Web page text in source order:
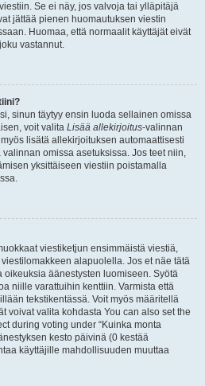
Se ei näy, jos valvoja tai ylläpitäjä
jättää pienen huomautuksen viestin
Huomaa, että normaalit käyttäjät eivät
vastannut.
sinun täytyy ensin luoda sellainen omissa
voit valita Lisää allekirjoitus-valinnan
lisätä allekirjoituksen automaattisesti
omissa asetuksissa. Jos teet niin,
yksittäiseen viestiin poistamalla
viestiketjun ensimmäistä viestiä,
alapuolella. Jos et näe tätä
äänestysten luomiseen. Syötä
niille varattuihin kenttiin. Varmista että
tekstikentässä. Voit myös määritellä
voivat valita kohdasta You can also set the
during voting under “Kuinka monta
kesto päivinä (0 kestää
käyttäjille mahdollisuuden muuttaa